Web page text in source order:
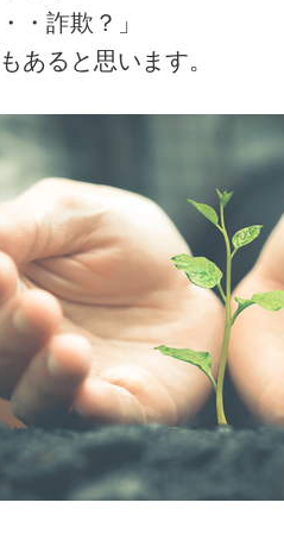
・詐欺？」
あると思います。